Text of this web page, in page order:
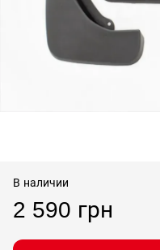
В наличии
2 590 грн